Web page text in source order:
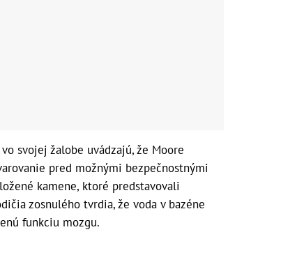
svojej žalobe uvádzajú, že Moore
pred možnými bezpečnostnými
kamene, ktoré predstavovali
zosnulého tvrdia, že voda v bazéne
funkciu mozgu.